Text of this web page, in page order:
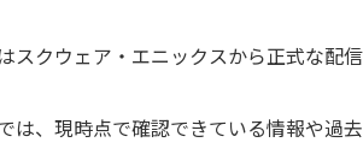
スクウェア・エニックスから正式な配
は、現時点で確認できている情報や過